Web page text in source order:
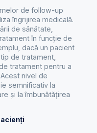
de follow-up
îngrijirea medicală.
de sănătate,
în funcție de
dacă un pacient
de tratament,
tratament pentru a
nivel de
semnificativ la
și la îmbunătățirea